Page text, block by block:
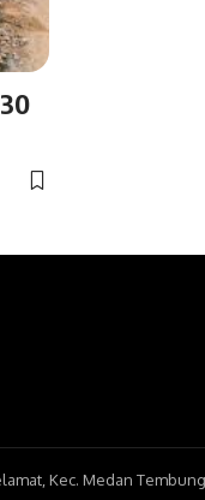
Kec. Medan